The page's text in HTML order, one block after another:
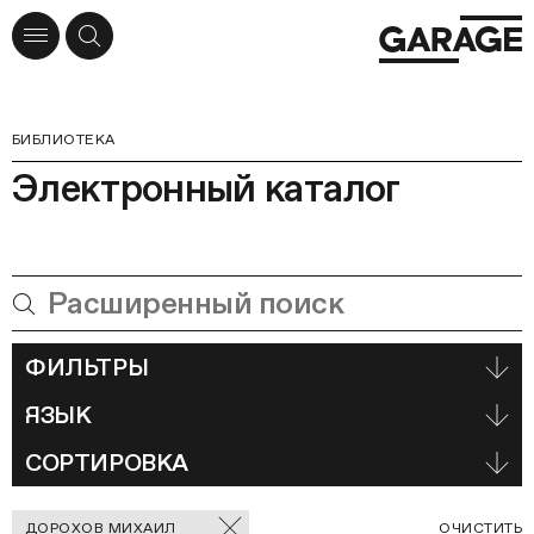
БИБЛИОТЕКА
Электронный каталог
ФИЛЬТРЫ
ЯЗЫК
СОРТИРОВКА
Отмеченные
ДОРОХОВ МИХАИЛ ОЧИСТИТЬ